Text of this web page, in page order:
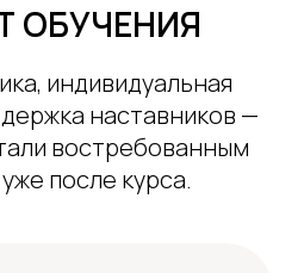
ОБУЧЕНИЯ
индивидуальная
наставников —
востребованным
после курса.